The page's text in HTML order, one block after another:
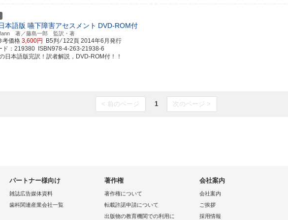
本語版 嚥下障害アセスメント DVD-ROM付
著／藤島一郎 監訳・著
考価格 3,600円 B5判 ⁄ 122頁 2014年6月発行
ド：219380 ISBN978-4-263-21938-6
日本語版完訳！訳者解説，DVD-ROM付！！
< 前のページ 1 次のページ >
パートナー様向け
雑誌広告媒体資料
歯科関連産業会社一覧
著作権
著作権について
転載許諾申請について
出版物の教育機関での利用に
会社案内
会社案内
ご挨拶
採用情報